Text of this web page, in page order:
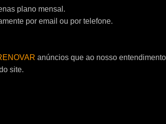
plano mensal.
por email ou por telefone.
anúncios que ao nosso
site.